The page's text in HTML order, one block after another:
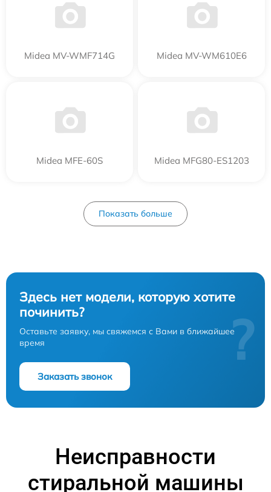
Midea MV-WMF714G Midea MV-WM610E6
Midea MFE-60S Midea MFG80-ES1203
Показать больше
Здесь нет модели, которую хотите
починить?
Оставьте заявку, мы свяжемся с Вами в ближайшее
время
Заказать звонок
?
Неисправности
стиральной машины